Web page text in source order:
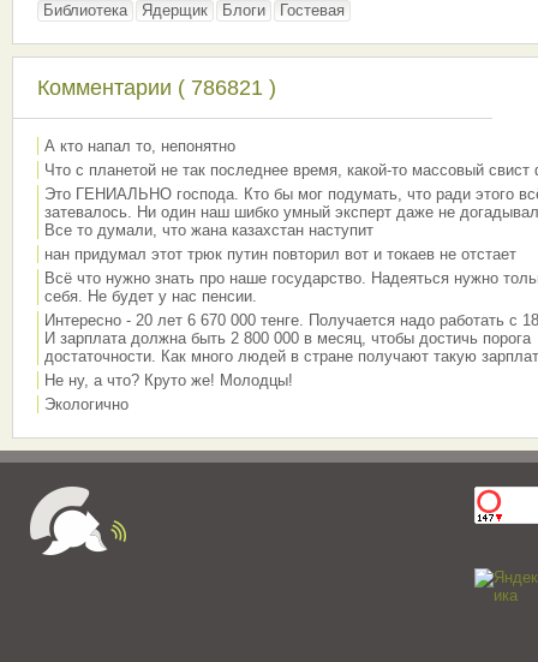
Библиотека
Ядерщик Блоги Гостевая
Комментарии ( 786821 )
А кто напал то, непонятно
Что с планетой не так последнее время, какой-то массовый свист
Это ГЕНИАЛЬНО господа. Кто бы мог подумать, что ради этого
затевалось. Ни один наш шибко умный эксперт даже не
Все то думали, что жана казахстан наступит
нан придумал этот трюк путин повторил вот и токаев не отстает
Всё что нужно знать про наше государство. Надеяться нужно
себя. Не будет у нас пенсии.
Интересно - 20 лет 6 670 000 тенге. Получается надо работать с
И зарплата должна быть 2 800 000 в месяц, чтобы достичь порога
достаточности. Как много людей в стране получают такую
Не ну, а что? Круто же! Молодцы!
Экологично